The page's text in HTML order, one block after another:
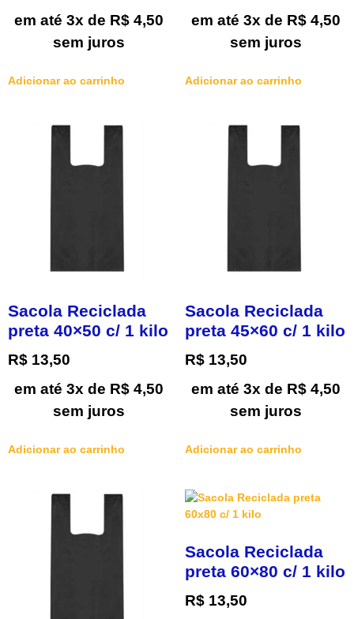
em até 3x de R$4,50
sem juros
Adicionar ao carrinho
em até 3x de R$4,50
sem juros
Adicionar ao carrinho
Sacola Reciclada
preta 40×50 c/ 1 kilo
R$ 13,50
em até 3x de R$4,50
sem juros
Adicionar ao carrinho
Sacola Reciclada
preta 45×60 c/ 1 kilo
R$ 13,50
em até 3x de R$4,50
sem juros
Adicionar ao carrinho
Sacola Reciclada
preta 60×80 c/ 1 kilo
R$ 13,50